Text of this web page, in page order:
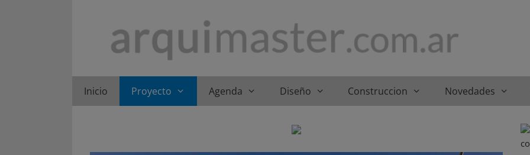
Inicio Proyecto Agenda Diseño Construccion Novedades